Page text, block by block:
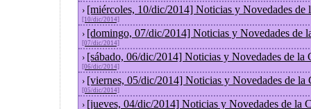
› [miércoles, 10/dic/2014] Noticias y Novedades de
[10/dic/2014]
› [domingo, 07/dic/2014] Noticias y Novedades de
[07/dic/2014]
› [sábado, 06/dic/2014] Noticias y Novedades de la
[06/dic/2014]
› [viernes, 05/dic/2014] Noticias y Novedades de la
[05/dic/2014]
› [jueves, 04/dic/2014] Noticias y Novedades de la